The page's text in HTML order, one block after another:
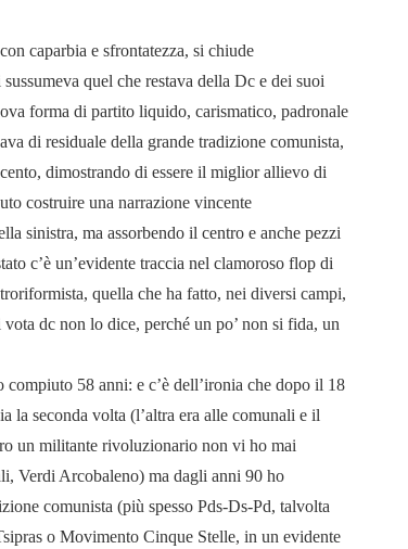
caparbia e sfrontatezza, si chiude
quel che restava della Dc e dei suoi
forma di partito liquido, carismatico, padronale
di residuale della grande tradizione comunista,
dimostrando di essere il miglior allievo di
costruire una narrazione vincente
sinistra, ma assorbendo il centro e anche pezzi
c’è un’evidente traccia nel clamoroso flop di
quella che ha fatto, nei diversi campi,
dc non lo dice, perché un po’ non si fida, un
58 anni: e c’è dell’ironia che dopo il 18
la seconda volta (l’altra era alle comunali e il
un militante rivoluzionario non vi ho mai
Verdi Arcobaleno) ma dagli anni 90 ho
comunista (più spesso Pds-Ds-Pd, talvolta
o Movimento Cinque Stelle, in un evidente